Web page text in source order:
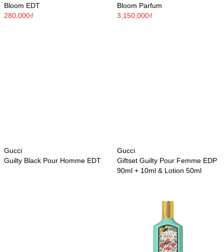
Bloom EDT
280,000₫
Bloom Parfum
3,150,000₫
Gucci
Guilty Black Pour Homme EDT
Gucci
Giftset Guilty Pour Femme EDP
90ml + 10ml & Lotion 50ml